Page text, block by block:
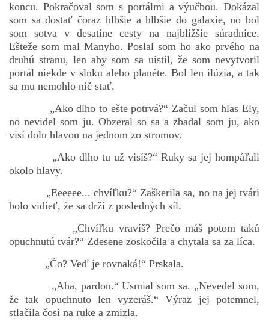
koncu. Pokračoval som s portálmi a výučbou. Dokázal
som sa dostať čoraz hlbšie a hlbšie do galaxie, no bol
som sotva v desatine cesty na najbližšie súradnice.
Ešteže som mal Manyho. Poslal som ho ako prvého na
druhú stranu, len aby som sa uistil, že som nevytvoril
portál niekde v slnku alebo planéte. Bol len ilúzia, a tak
sa mu nemohlo nič stať.
„Ako dlho to ešte potrvá?“ Začul som hlas Ely,
no nevidel som ju. Obzeral so sa a zbadal som ju, ako
visí dolu hlavou na jednom zo stromov.
„Ako dlho tu už visíš?“ Ruky sa jej hompáľali
okolo hlavy.
„Eeeeee... chvíľku?“ Zaškerila sa, no na jej tvári
bolo vidieť, že sa drží z posledných síl.
„Chvíľku vravíš? Prečo máš potom takú
opuchnutú tvár?“ Zdesene zoskočila a chytala sa za líca.
„Čo? Veď je rovnaká!“ Prskala.
„Aha, pardon.“ Usmial som sa. „Nevedel som,
že tak opuchnuto len vyzeráš.“ Výraz jej potemnel,
stlačila čosi na ruke a zmizla.